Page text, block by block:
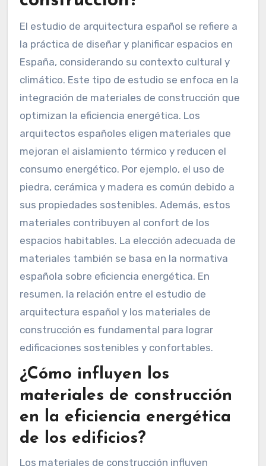
El estudio de arquitectura español se refiere a
la práctica de diseñar y planificar espacios en
España, considerando su contexto cultural y
climático. Este tipo de estudio se enfoca en la
integración de materiales de construcción que
optimizan la eficiencia energética. Los
arquitectos españoles eligen materiales que
mejoran el aislamiento térmico y reducen el
consumo energético. Por ejemplo, el uso de
piedra, cerámica y madera es común debido a
sus propiedades sostenibles. Además, estos
materiales contribuyen al confort de los
espacios habitables. La elección adecuada de
materiales también se basa en la normativa
española sobre eficiencia energética. En
resumen, la relación entre el estudio de
arquitectura español y los materiales de
construcción es fundamental para lograr
edificaciones sostenibles y confortables.
¿Cómo influyen los
materiales de construcción
en la eficiencia energética
de los edificios?
Los materiales de construcción influyen